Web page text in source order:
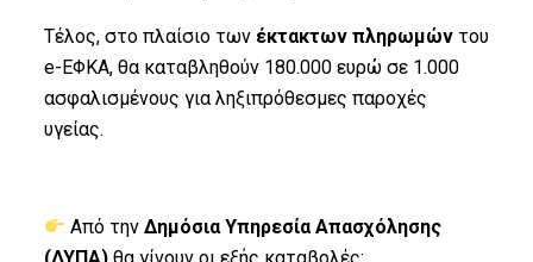
Τέλος, στο πλαίσιο των έκτακτων πληρωμών του
e-ΕΦΚΑ, θα καταβληθούν 180.000 ευρώ σε 1.000
ασφαλισμένους για ληξιπρόθεσμες παροχές
υγείας.
Από την Δημόσια Υπηρεσία Απασχόλησης